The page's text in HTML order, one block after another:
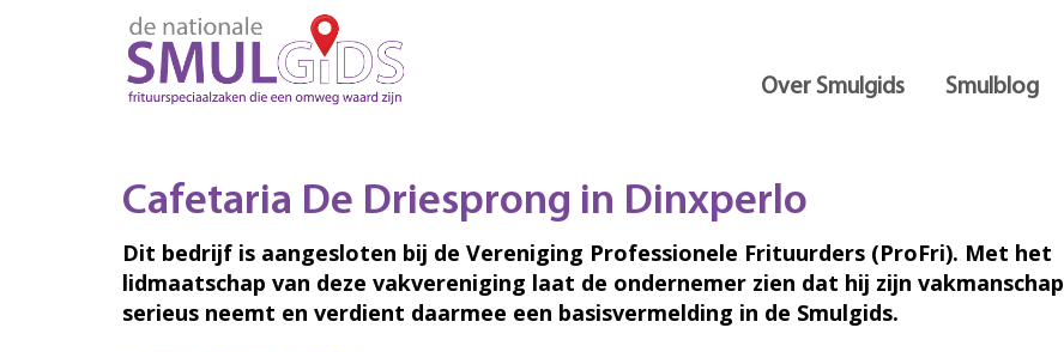
Over Smulgids Smulblog
Cafetaria De Driesprong in Dinxperlo
Dit bedrijf is aangesloten bij de Vereniging Professionele Frituurders (ProFri). Met het
lidmaatschap van deze vakvereniging laat de ondernemer zien dat hij zijn vakmanschap
serieus neemt en verdient daarmee een basisvermelding in de Smulgids.